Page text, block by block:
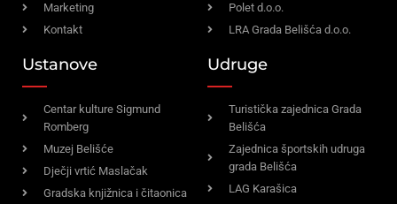
Marketing
Kontakt
Polet d.o.o.
LRA Grada Belišća d.o.o.
Ustanove
Centar kulture Sigmund
Romberg
Muzej Belišće
Dječji vrtić Maslačak
Gradska knjižnica i čitaonica
Udruge
Turistička zajednica Grada
Belišća
Zajednica športskih udruga
grada Belišća
LAG Karašica